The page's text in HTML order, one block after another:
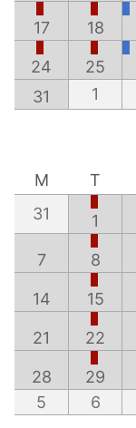
17 18
24 25
31
1
M
T
31
1
7 8
14 15
21 22
28 29
5
6